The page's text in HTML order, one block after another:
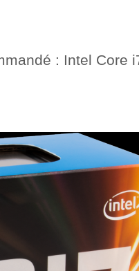
: Intel Core